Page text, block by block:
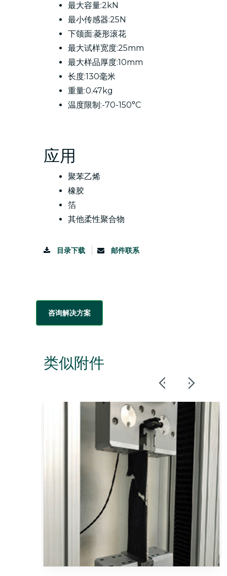
最大容量:2kN
最小传感器:25N
下颌面:菱形滚花
最大试样宽度:25mm
最大样品厚度:10mm
长度:130毫米
重量:0.47kg
温度限制:-70-150°C
应用
聚苯乙烯
橡胶
箔
其他柔性聚合物
目录下载 邮件联系
咨询解决方案
类似附件